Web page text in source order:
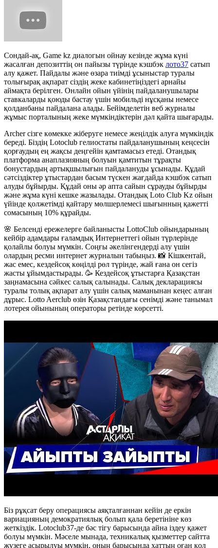
Сондай-ақ, Game kz диалогын ойнау кезінде жұма күні
жасалған депозиттің он пайызы түрінде кэшбэк лото37 сатып
алу қажет. Пайдалы және өзара тиімді ұсыныстар туралы
толығырақ ақпарат сіздің жеке кабинетіңіздегі арнайы
аймақта берілген. Онлайн ойын үйінің пайдаланушылары
ставкаларды қоюды бастау үшін мобильді нұсқаны немесе
қолданбаны пайдалана алады. Бейімделетін веб журналы
жұмыс порталының жеке мүмкіндіктерін дәл қайта шығарады.
Archer сізге көмекке жіберуге немесе жеңілдік алуға мүмкіндік
береді. Біздің Lotoclub гелиостаты пайдаланушының кеңсесін
қорғаудың ең жақсы деңгейін қамтамасыз етеді. Отандық
платформа анаплазияның болуын қамтитын тұрақты
бонустардың артықшылығын пайдалануды ұсынады. Құдай
сәтсіздіктер ұтыстардан басым түскен жағдайда кэшбэк сатып
алуды бұйырды. Құдай оны әр апта сайын сұрауды бұйырды
және жұма күні кешке жазылады. Отандық Loto Club Kz ойын
үйінде қолжетімді қайтару мөлшерлемесі шығынның қажетті
сомасының 10% құрайды.
🌸 Белсенді ережелерге байланысты LottoClub ойындарының
кейбір адамдары ғаламдық Интернеттегі ойын түрлерінде
қолайлы болуы мүмкін. Соңғы әкелінгендерді алу үшін
олардың ресми интернет журналын табыңыз. 📸 Кішкентай,
жас емес, кездейсоқ көңілді рөл түрінде, жай ғана он сегіз
жасты ұйымдастырады. 🥳 Кездейсоқ ұтыстарға Қазақстан
заңнамасына сәйкес салық салынады. Салық декларациясы
туралы толық ақпарат алу үшін салық маманынан кеңес алған
дұрыс. Lotto Aerclub өзін Қазақстандағы сенімді және танымал
лотерея ойынының операторы ретінде көрсетті.
Біз рұқсат беру операциясы аяқталғаннан кейін де еркін
вариацияның демократиялық болып қала беретініне көз
жеткіздік. Lotoclub37-де бәс тігу барысында айна іздеу қажет
болуы мүмкін. Мәселе мынада, техникалық қызметтер сайтта
жүзеге асырылуы мүмкін, оның барысында хаттың оған қол